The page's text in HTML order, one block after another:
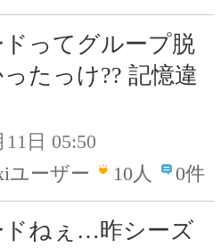
ドってグループ脱
たっけ?? 記憶違
11日 05:50
ユーザー
10人 0件
ドねぇ…昨シーズ